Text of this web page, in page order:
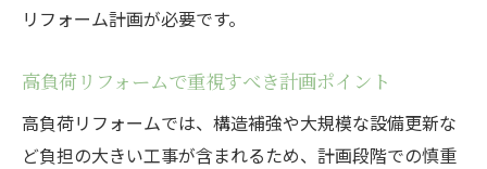
リフォーム計画が必要です。
高負荷リフォームで重視すべき計画ポイント
高負荷リフォームでは、構造補強や大規模な設備更新な
ど負担の大きい工事が含まれるため、計画段階での慎重